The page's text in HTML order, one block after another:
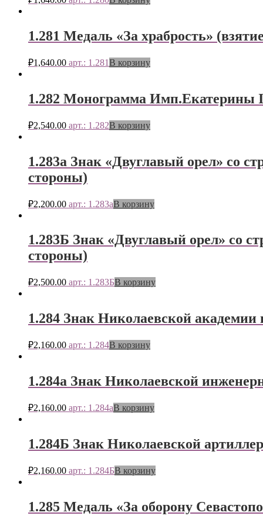
1.281 Медаль «За храбрость»
₽1,640.00 арт.: 1.281В корзину
1.282 Монограмма Имп.Екатерины
₽2,540.00 арт.: 1.282В корзину
1.283а Знак «Двуглавый орел» со
стороны)
₽2,200.00 арт.: 1.283аВ корзину
1.283Б Знак «Двуглавый орел» со
стороны)
₽2,500.00 арт.: 1.283БВ корзину
1.284 Знак Николаевской академии
₽2,160.00 арт.: 1.284В корзину
1.284а Знак Николаевской
₽2,160.00 арт.: 1.284аВ корзину
1.284Б Знак Николаевской
₽2,160.00 арт.: 1.284БВ корзину
1.285 Медаль «За оборону